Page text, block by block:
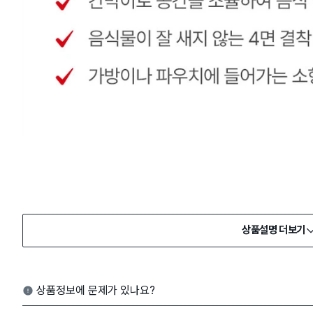
상품설명 더보기
상품정보에 문제가 있나요?